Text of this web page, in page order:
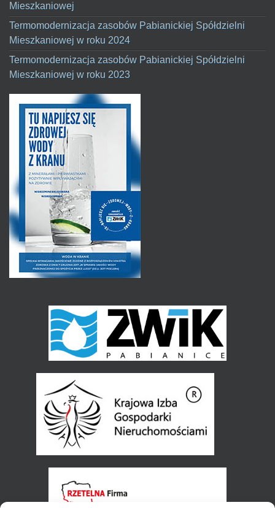
Mieszkaniowej
Termomodernizacja zasobów Pabianickiej Spółdzielni
Mieszkaniowej w roku 2024
Termomodernizacja zasobów Pabianickiej Spółdzielni
Mieszkaniowej w roku 2023